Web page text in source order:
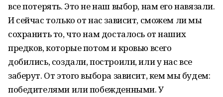
все потерять. Это не наш выбор, нам его навязали.
И сейчас только от нас зависит, сможем ли мы
сохранить то, что нам досталось от наших
предков, которые потом и кровью всего
добились, создали, построили, или у нас все
заберут. От этого выбора зависит, кем мы будем:
победителями или побежденными. У